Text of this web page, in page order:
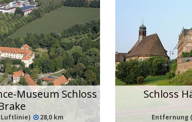
Museum Schloss
28,0 km
Schloss
Entfernung